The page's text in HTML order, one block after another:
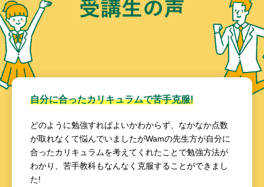
自分に合ったカリキュラムで苦手克服!
どのように勉強すればよいかわからず、なかなか点数
が取れなくて悩んでいましたがWamの先生方が自分に
合ったカリキュラムを考えてくれたことで勉強方法が
わかり、苦手教科もなんなく克服することができまし
た!